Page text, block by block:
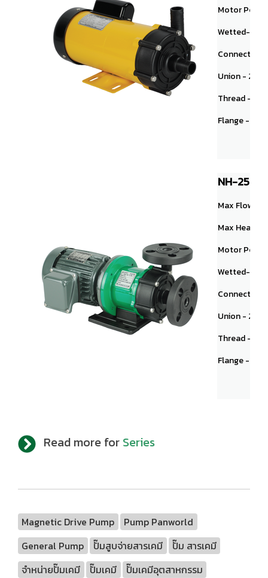
Motor
Wetted-end
Connection
Union - 20A
Thread - NPT
Flange -
NH-
Max Flow：
Max Head：
Motor
Wetted-end
Connection
Union - 20A
Thread - NPT
Flange -
Read more for Series
Magnetic Drive Pump
Pump Panworld
General Pump
ปั๊มสูบจ่ายสารเคมี
ปั๊ม สารเคมี
จำหน่ายปั๊มเคมี
ปั๊มเคมี ปั๊มเคมีอุตสาหกรรม